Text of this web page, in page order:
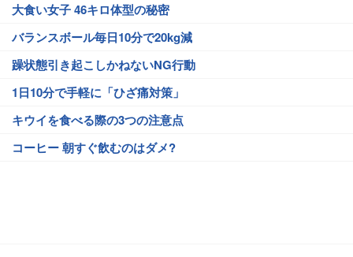
大食い女子 46キロ体型の秘密
バランスボール毎日10分で20kg減
躁状態引き起こしかねないNG行動
1日10分で手軽に「ひざ痛対策」
キウイを食べる際の3つの注意点
コーヒー 朝すぐ飲むのはダメ?